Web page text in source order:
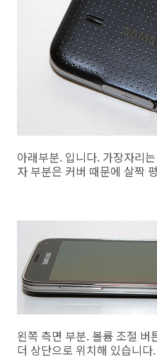
아래부분. 입니다. 가장자리
자 부분은 커버 때문에 살짝
왼쪽 측면 부분. 볼륨 조절 버
더 상단으로 위치해 있습니다.